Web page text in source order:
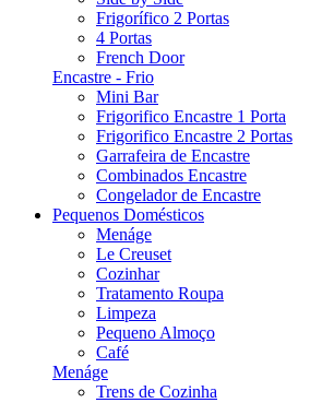
Frigorífico 2 Portas
4 Portas
French Door
Encastre - Frio
Mini Bar
Frigorifico Encastre 1 Porta
Frigorifico Encastre 2 Portas
Garrafeira de Encastre
Combinados Encastre
Congelador de Encastre
Pequenos Domésticos
Menáge
Le Creuset
Cozinhar
Tratamento Roupa
Limpeza
Pequeno Almoço
Café
Menáge
Trens de Cozinha